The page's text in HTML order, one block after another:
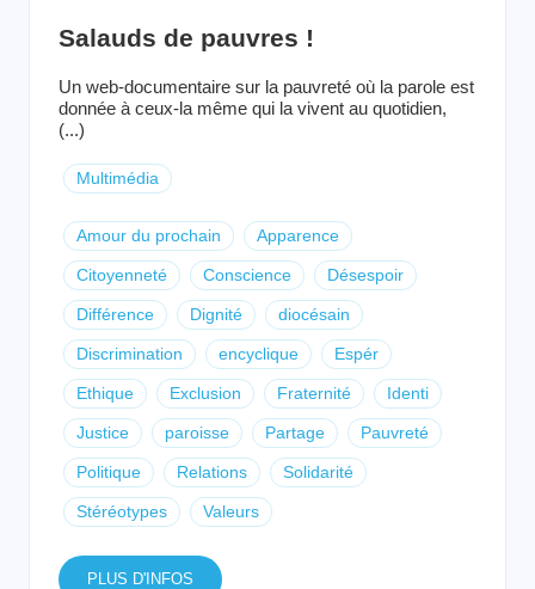
Salauds de pauvres !
Un web-documentaire sur la pauvreté où la parole est
donnée à ceux-la même qui la vivent au quotidien,
(...)
Multimédia
Amour du prochain Apparence
Citoyenneté Conscience Désespoir
Différence Dignité diocésain
Discrimination encyclique Espér
Ethique Exclusion Fraternité Identi
Justice paroisse Partage Pauvreté
Politique Relations Solidarité
Stéréotypes Valeurs
PLUS D'INFOS